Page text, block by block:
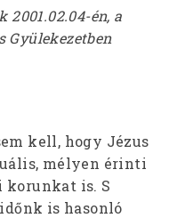
2001.02.04-én, a
Gyülekezetben
kell, hogy Jézus
mélyen érinti
korunkat is. S
is hasonló